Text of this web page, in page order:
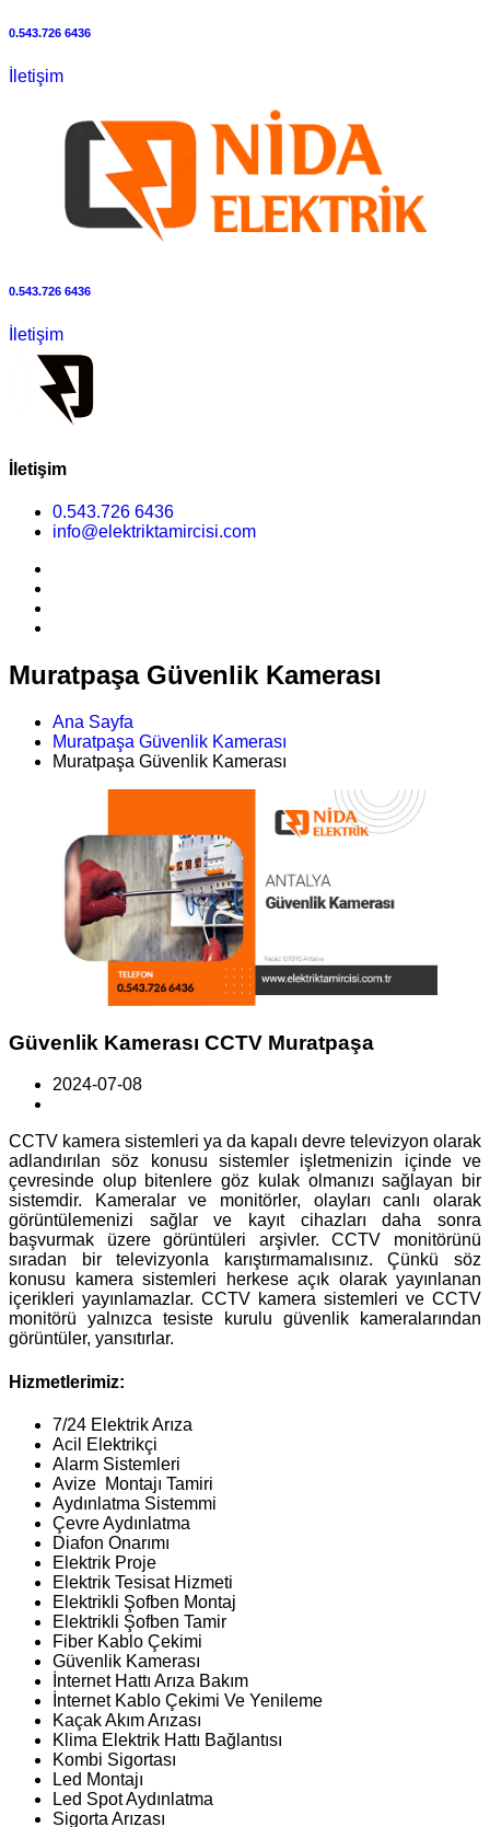
0.543.726 6436
İletişim
0.543.726 6436
İletişim
İletişim
0.543.726 6436
info@elektriktamircisi.com
Muratpaşa Güvenlik Kamerası
Ana Sayfa
Muratpaşa Güvenlik Kamerası
Muratpaşa Güvenlik Kamerası
Güvenlik Kamerası CCTV Muratpaşa
2024-07-08
CCTV kamera sistemleri ya da kapalı devre televizyon olarak
adlandırılan söz konusu sistemler işletmenizin içinde ve
çevresinde olup bitenlere göz kulak olmanızı sağlayan bir
sistemdir. Kameralar ve monitörler, olayları canlı olarak
görüntülemenizi sağlar ve kayıt cihazları daha sonra
başvurmak üzere görüntüleri arşivler. CCTV monitörünü
sıradan bir televizyonla karıştırmamalısınız. Çünkü söz
konusu kamera sistemleri herkese açık olarak yayınlanan
içerikleri yayınlamazlar. CCTV kamera sistemleri ve CCTV
monitörü yalnızca tesiste kurulu güvenlik kameralarından
görüntüler, yansıtırlar.
Hizmetlerimiz:
7/24 Elektrik Arıza
Acil Elektrikçi
Alarm Sistemleri
Avize Montajı Tamiri
Aydınlatma Sistemmi
Çevre Aydınlatma
Diafon Onarımı
Elektrik Proje
Elektrik Tesisat Hizmeti
Elektrikli Şofben Montaj
Elektrikli Şofben Tamir
Fiber Kablo Çekimi
Güvenlik Kamerası
İnternet Hattı Arıza Bakım
İnternet Kablo Çekimi Ve Yenileme
Kaçak Akım Arızası
Klima Elektrik Hattı Bağlantısı
Kombi Sigortası
Led Montajı
Led Spot Aydınlatma
Sigorta Arızası